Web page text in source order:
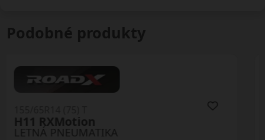
Podobné produkty
LETNÁ PNEUMATIKA
RH02